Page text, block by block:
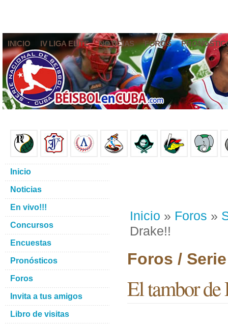
INICIO IV LIGA ELITE NOTICIAS FOROS
Inicio » Foros »
Drake!!
Foros /
El tambor
Inicio
Noticias
En vivo!!!
Concursos
Encuestas
Pronósticos
Foros
Invita a tus amigos
Libro de visitas